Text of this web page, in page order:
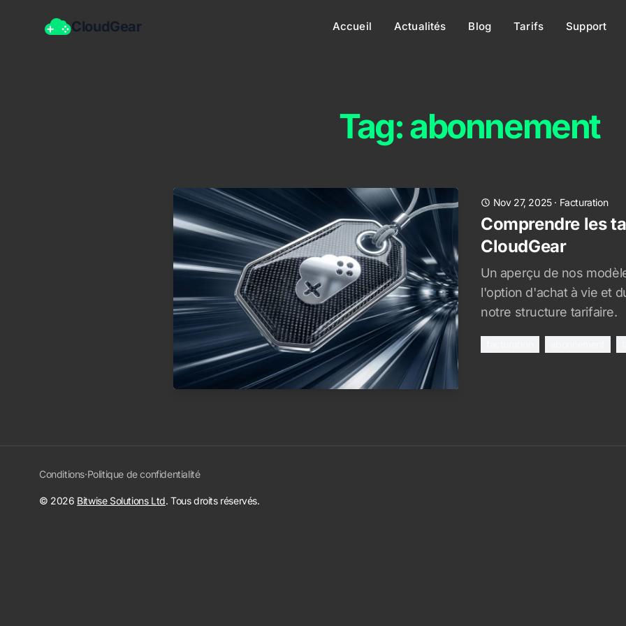
CloudGear Accueil Actualités Blog Tarifs Support
Tag: abonnement
Nov 27, 2025· Facturation
Comprendre les
CloudGear
Un aperçu de nos
l'option d'achat à vie et
notre structure tarifaire.
Conditions·Politique de confidentialité
© 2026 Bitwise Solutions Ltd. Tous droits réservés.